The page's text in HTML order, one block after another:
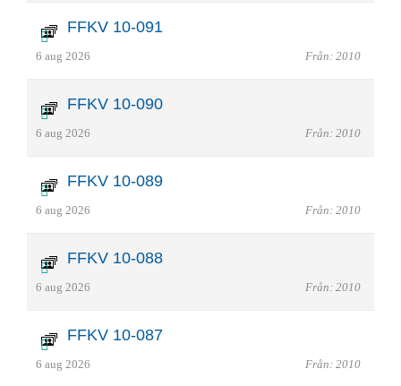
FFKV 10-091
6 aug 2026 Från: 2010
FFKV 10-090
6 aug 2026 Från: 2010
FFKV 10-089
6 aug 2026 Från: 2010
FFKV 10-088
6 aug 2026 Från: 2010
FFKV 10-087
6 aug 2026 Från: 2010